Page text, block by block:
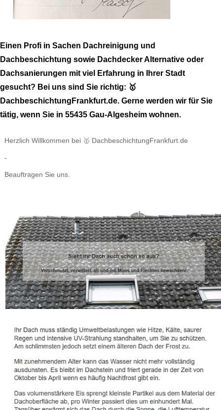
Einen Profi in Sachen Dachreinigung und
Dachbeschichtung sowie Dachdecker Alternative oder
Dachsanierungen mit viel Erfahrung in Ihrer Stadt
gesucht? Bei uns sind Sie richtig: 🥇
DachbeschichtungFrankfurt.de. Gerne werden wir für Sie
tätig, wenn Sie in 55435 Gau-Algesheim wohnen.
Herzlich Willkommen bei 🥇 DachbeschichtungFrankfurt.de
-
Beauftragen Sie uns.